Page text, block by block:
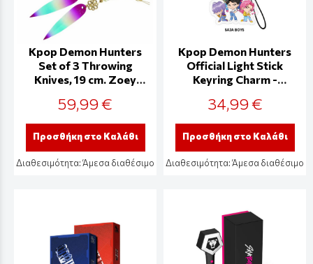
Kpop Demon Hunters
Set of 3 Throwing
Knives, 19 cm. Zoey
59,99 €
Προσθήκη στο Καλάθι
Διαθεσιμότητα:Άμεσα διαθέσιμο
Kpop Demon Hunters
Official Light Stick
Keyring Charm -
34,99 €
Προσθήκη στο Καλάθι
Διαθεσιμότητα:Άμεσα διαθέσιμο